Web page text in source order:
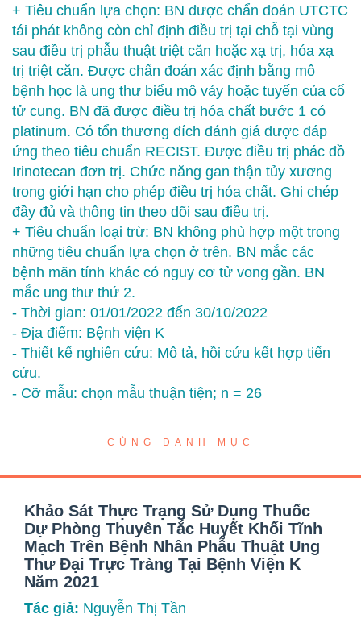
+ Tiêu chuẩn lựa chọn: BN được chẩn đoán UTCTC
tái phát không còn chỉ định điều trị tại chỗ tại vùng
sau điều trị phẫu thuật triệt căn hoặc xạ trị, hóa xạ
trị triệt căn. Được chẩn đoán xác định bằng mô
bệnh học là ung thư biểu mô vảy hoặc tuyến của cổ
tử cung. BN đã được điều trị hóa chất bước 1 có
platinum. Có tổn thương đích đánh giá được đáp
ứng theo tiêu chuẩn RECIST. Được điều trị phác đồ
Irinotecan đơn trị. Chức năng gan thận tủy xương
trong giới hạn cho phép điều trị hóa chất. Ghi chép
đầy đủ và thông tin theo dõi sau điều trị.
+ Tiêu chuẩn loại trừ: BN không phù hợp một trong
những tiêu chuẩn lựa chọn ở trên. BN mắc các
bệnh mãn tính khác có nguy cơ tử vong gần. BN
mắc ung thư thứ 2.
- Thời gian: 01/01/2022 đến 30/10/2022
- Địa điểm: Bệnh viện K
- Thiết kế nghiên cứu: Mô tả, hồi cứu kết hợp tiến
cứu.
- Cỡ mẫu: chọn mẫu thuận tiện; n = 26
CÙNG DANH MỤC
Khảo Sát Thực Trạng Sử Dụng Thuốc
Dự Phòng Thuyên Tắc Huyết Khối Tĩnh
Mạch Trên Bệnh Nhân Phẫu Thuật Ung
Thư Đại Trực Tràng Tại Bệnh Viện K
Năm 2021
Tác giả: Nguyễn Thị Tần